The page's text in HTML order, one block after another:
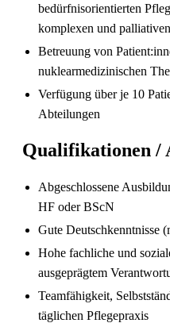
Die
bedürfnisorientierten
komplexen und
Betreuung von
nuklearmedizinischen
Verfügung über je 10
Abteilungen
Qualifikationen /
Abgeschlossene
HF oder BScN
Gute Deutschkenntnisse
Hohe fachliche und
ausgeprägtem
Teamfähigkeit,
täglichen Pflegepraxis